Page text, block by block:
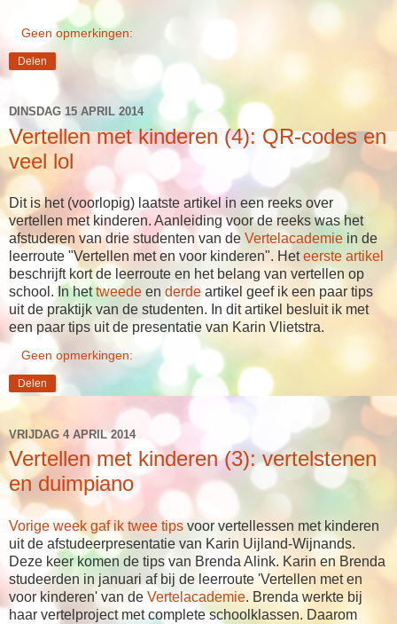
Geen opmerkingen:
Delen
DINSDAG 15 APRIL 2014
Vertellen met kinderen (4): QR-codes en
veel lol
Dit is het (voorlopig) laatste artikel in een reeks over
vertellen met kinderen. Aanleiding voor de reeks was het
afstuderen van drie studenten van de Vertelacademie in de
leerroute "Vertellen met en voor kinderen". Heteerste artikel
beschrijft kort de leerroute en het belang van vertellen op
school. In hettweede en derde artikel geef ik een paar tips
uit de praktijk van de studenten. In dit artikel besluit ik met
een paar tips uit de presentatie van Karin Vlietstra.
Geen opmerkingen:
Delen
VRIJDAG 4 APRIL 2014
Vertellen met kinderen (3): vertelstenen
en duimpiano
Vorige week gaf ik twee tips voor vertellessen met kinderen
uit de afstudeerpresentatie van Karin Uijland-Wijnands.
Deze keer komen de tips van Brenda Alink. Karin en Brenda
studeerden in januari af bij de leerroute 'Vertellen met en
voor kinderen' van de Vertelacademie. Brenda werkte bij
haar vertelproject met complete schoolklassen. Daarom